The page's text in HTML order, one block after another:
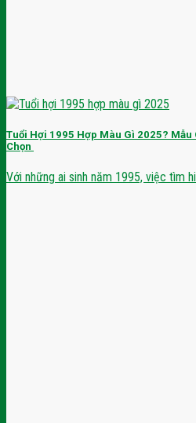
Tuổi Hợi 1995 Hợp Màu Gì 2025? Mẫu
Chọn
Với những ai sinh năm 1995, việc tìm